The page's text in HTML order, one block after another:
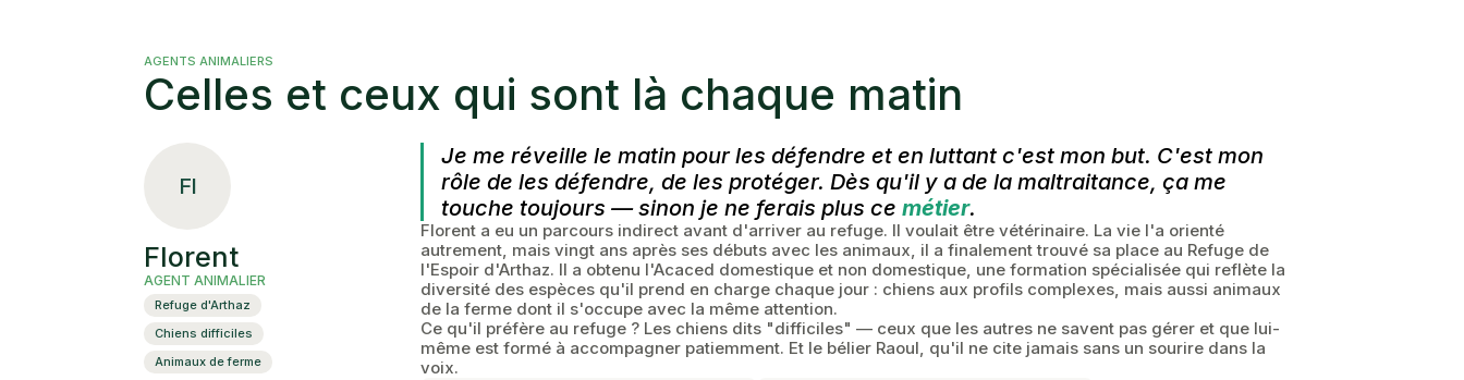
AGENTS ANIMALIERS
Celles et ceux qui sont là chaque matin
Fl
Florent
AGENT ANIMALIER
Refuge d'Arthaz
Chiens difficiles
Animaux de ferme
Je me réveille le matin pour les défendre et en luttant c'est mon but. C'est mon
rôle de les défendre, de les protéger. Dès qu'il y a de la maltraitance, ça me
touche toujours — sinon je ne ferais plus ce métier.
Florent a eu un parcours indirect avant d'arriver au refuge. Il voulait être vétérinaire. La vie l'a orienté
autrement, mais vingt ans après ses débuts avec les animaux, il a finalement trouvé sa place au Refuge de
l'Espoir d'Arthaz. Il a obtenu l'Acaced domestique et non domestique, une formation spécialisée qui reflète la
diversité des espèces qu'il prend en charge chaque jour : chiens aux profils complexes, mais aussi animaux
de la ferme dont il s'occupe avec la même attention.
Ce qu'il préfère au refuge ? Les chiens dits "difficiles" — ceux que les autres ne savent pas gérer et que lui-
même est formé à accompagner patiemment. Et le bélier Raoul, qu'il ne cite jamais sans un sourire dans la
voix.